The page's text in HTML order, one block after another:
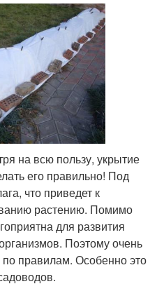
на всю пользу, укрытие
его правильно! Под
что приведет к
растению. Помимо
для развития
Поэтому очень
по правилам. Особенно это